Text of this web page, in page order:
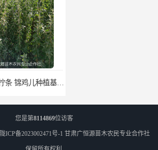
2017年出售柠条 锦鸡儿种植基地 甘肃广恒源苗木基地
您是第8114869位访客
陇ICP备2023002471号-1 甘肃广恒源苗木农民专业合作社